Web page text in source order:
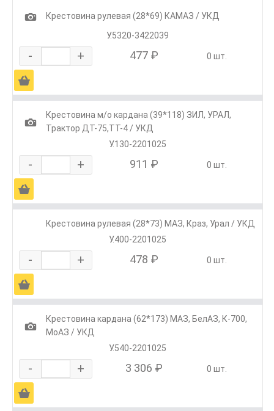
1
Крестовина рулевая (28*69) КАМАЗ / УКД
У.5320-3422039
- + 477 ₽ 0 шт.
Ä
1
Крестовина м/о кардана (39*118) ЗИЛ, УРАЛ,
Трактор ДТ-75,ТТ-4 / УКД
У.130-2201025
- + 911 ₽ 0 шт.
Ä
Крестовина рулевая (28*73) МАЗ, Краз, Урал / УКД
У.400-2201025
- + 478 ₽ 0 шт.
Ä
1
Крестовина кардана (62*173) МАЗ, БелАЗ, К-700,
МоАЗ / УКД
У.540-2201025
- + 3 306 ₽ 0 шт.
Ä